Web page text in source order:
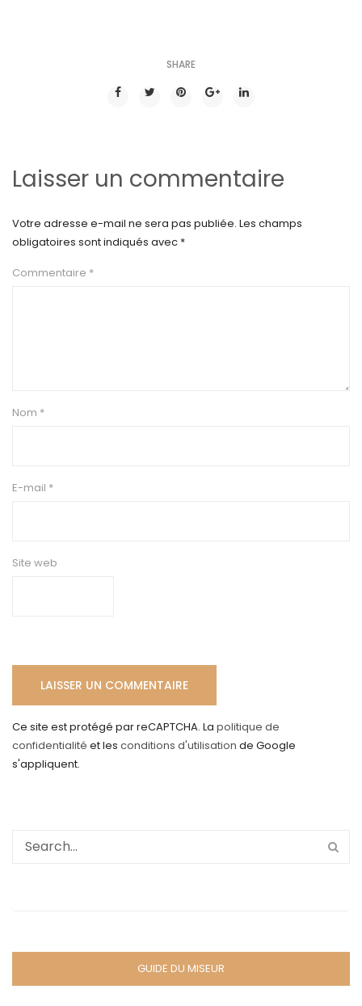
SHARE
Laisser un commentaire
Votre adresse e-mail ne sera pas publiée. Les champs
obligatoires sont indiqués avec *
Commentaire *
Nom *
E-mail *
Site web
Ce site est protégé par reCAPTCHA. La politique de
confidentialité et les conditions d'utilisation de Google
s'appliquent.
GUIDE DU MISEUR